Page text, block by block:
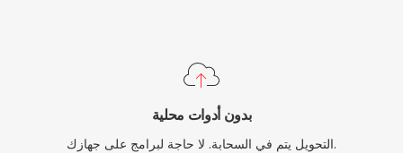
بدون أدوات محلية
التحويل يتم في السحابة. لا حاجة لبرامج على جهازك.